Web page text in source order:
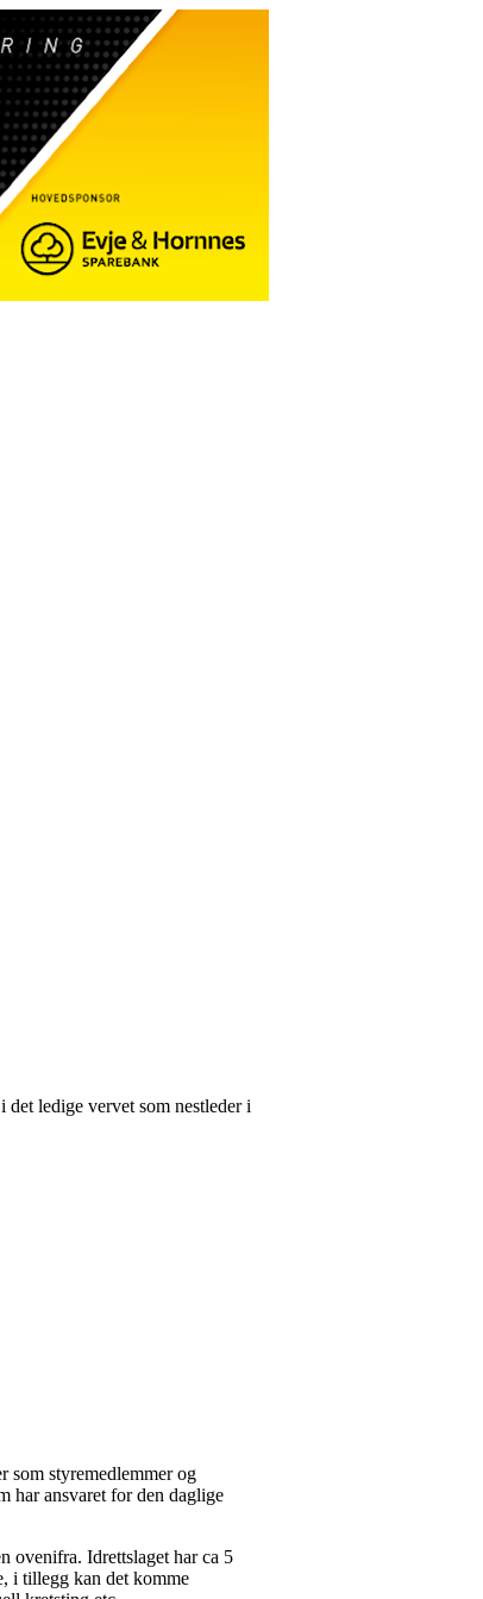
ledige vervet som nestleder i
som styremedlemmer og
har ansvaret for den daglige
ovenifra. Idrettslaget har ca 5
i tillegg kan det komme